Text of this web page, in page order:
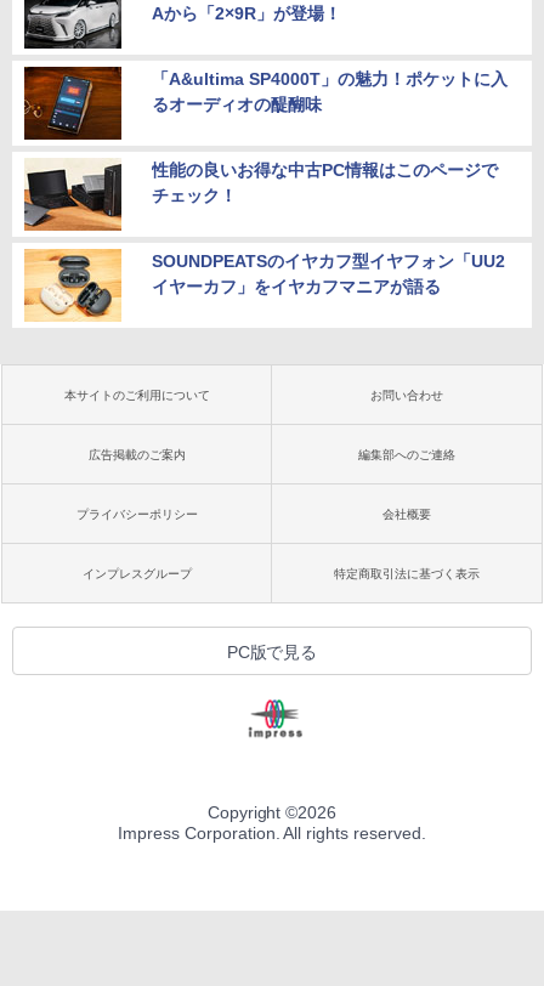
Aから「2×9R」が登場！
「A&ultima SP4000T」の魅力！ポケットに入
るオーディオの醍醐味
性能の良いお得な中古PC情報はこのページで
チェック！
SOUNDPEATSのイヤカフ型イヤフォン「UU2
イヤーカフ」をイヤカフマニアが語る
本サイトのご利用について お問い合わせ
広告掲載のご案内 編集部へのご連絡
プライバシーポリシー 会社概要
インプレスグループ 特定商取引法に基づく表示
PC版で見る
Copyright ©2026
Impress Corporation. All rights reserved.